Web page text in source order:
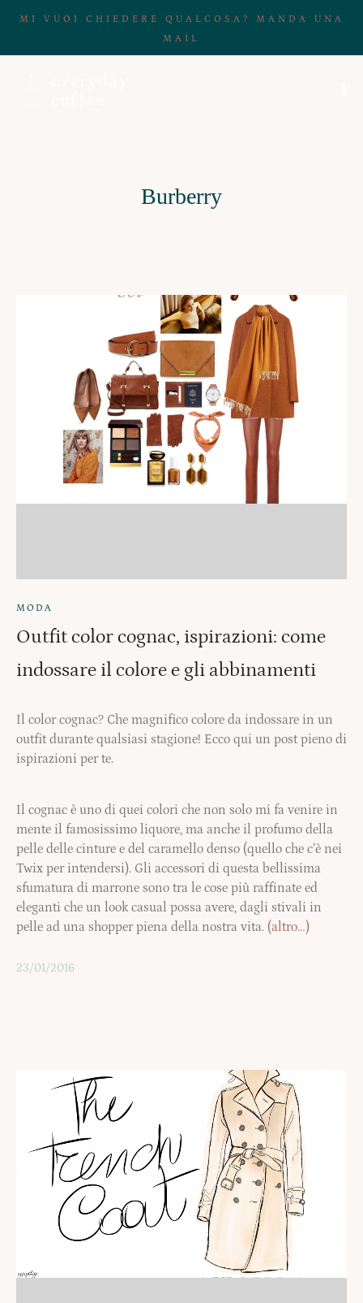
MI VUOI CHIEDERE QUALCOSA? MANDA UNA
MAIL
Burberry
MODA
Outfit color cognac, ispirazioni: come
indossare il colore e gli abbinamenti
Il color cognac? Che magnifico colore da indossare in un
outfit durante qualsiasi stagione! Ecco qui un post pieno di
ispirazioni per te.
Il cognac è uno di quei colori che non solo mi fa venire in
mente il famosissimo liquore, ma anche il profumo della
pelle delle cinture e del caramello denso (quello che c’è nei
Twix per intendersi). Gli accessori di questa bellissima
sfumatura di marrone sono tra le cose più raffinate ed
eleganti che un look casual possa avere, dagli stivali in
pelle ad una shopper piena della nostra vita. (altro…)
23/01/2016